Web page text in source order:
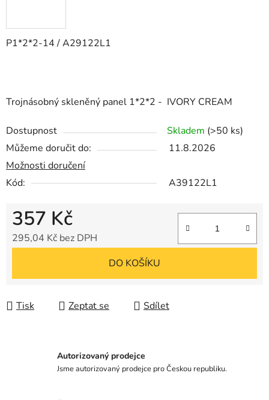
P1*2*2-14 / A29122L1
Trojnásobný skleněný panel 1*2*2 - IVORY CREAM
Dostupnost Skladem (>50 ks)
Můžeme doručit do:
11.8.2026
Možnosti doručení
Kód:
A39122L1
357 Kč
295,04 Kč bez DPH
DO KOŠÍKU
Tisk Zeptat se Sdílet
Autorizovaný prodejce
Jsme autorizovaný prodejce pro Českou republiku.